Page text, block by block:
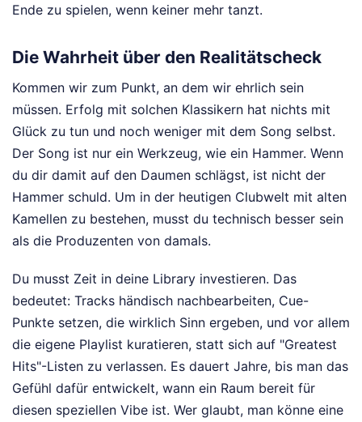
Ende zu spielen, wenn keiner mehr tanzt.
Die Wahrheit über den Realitätscheck
Kommen wir zum Punkt, an dem wir ehrlich sein
müssen. Erfolg mit solchen Klassikern hat nichts mit
Glück zu tun und noch weniger mit dem Song selbst.
Der Song ist nur ein Werkzeug, wie ein Hammer. Wenn
du dir damit auf den Daumen schlägst, ist nicht der
Hammer schuld. Um in der heutigen Clubwelt mit alten
Kamellen zu bestehen, musst du technisch besser sein
als die Produzenten von damals.
Du musst Zeit in deine Library investieren. Das
bedeutet: Tracks händisch nachbearbeiten, Cue-
Punkte setzen, die wirklich Sinn ergeben, und vor allem
die eigene Playlist kuratieren, statt sich auf "Greatest
Hits"-Listen zu verlassen. Es dauert Jahre, bis man das
Gefühl dafür entwickelt, wann ein Raum bereit für
diesen speziellen Vibe ist. Wer glaubt, man könne eine